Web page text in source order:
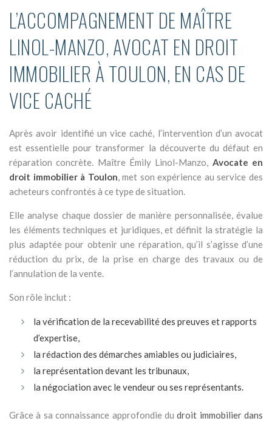
L’ACCOMPAGNEMENT DE MAÎTRE
LINOL-MANZO, AVOCAT EN DROIT
IMMOBILIER À TOULON, EN CAS DE
VICE CACHÉ
Après avoir identifié un vice caché, l’intervention d’un avocat
est essentielle pour transformer la découverte du défaut en
réparation concrète. Maître Émily Linol-Manzo, Avocate en
droit immobilier à Toulon, met son expérience au service des
acheteurs confrontés à ce type de situation.
Elle analyse chaque dossier de manière personnalisée, évalue
les éléments techniques et juridiques, et définit la stratégie la
plus adaptée pour obtenir une réparation, qu’il s’agisse d’une
réduction du prix, de la prise en charge des travaux ou de
l’annulation de la vente.
Son rôle inclut :
la vérification de la recevabilité des preuves et rapports
d’expertise,
la rédaction des démarches amiables ou judiciaires,
la représentation devant les tribunaux,
la négociation avec le vendeur ou ses représentants.
Grâce à sa connaissance approfondie dudroit immobilier dans